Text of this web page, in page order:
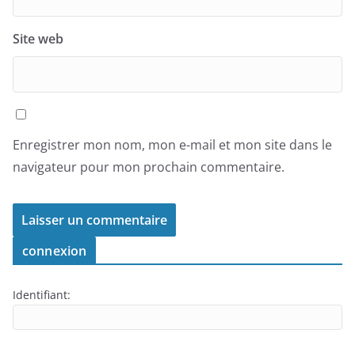
Site web
Enregistrer mon nom, mon e-mail et mon site dans le
navigateur pour mon prochain commentaire.
connexion
Identifiant: